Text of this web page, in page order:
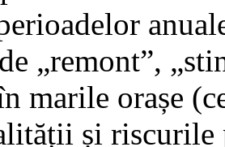
„remont”,
marile orașe
și riscurile